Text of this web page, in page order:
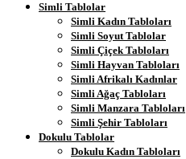
Simli Tablolar
Simli Kadın Tabloları
Simli Soyut Tablolar
Simli Çiçek Tabloları
Simli Hayvan Tabloları
Simli Afrikalı Kadınlar
Simli Ağaç Tabloları
Simli Manzara Tabloları
Simli Şehir Tabloları
Dokulu Tablolar
Dokulu Kadın Tabloları